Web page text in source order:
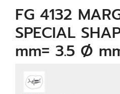
FG 4132
SPECIAL
mm= 3.5 Ø
40